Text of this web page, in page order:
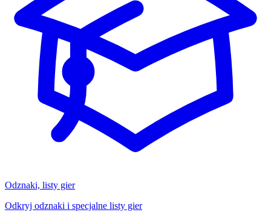
Odznaki, listy gier
Odkryj odznaki i specjalne listy gier